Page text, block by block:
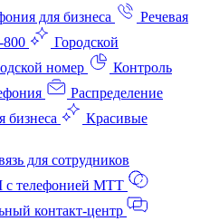
для бизнеса
Речевая
Городской
номер
Контроль
Распределение
бизнеса
Красивые
для сотрудников
с телефонией МТТ
контакт‑центр